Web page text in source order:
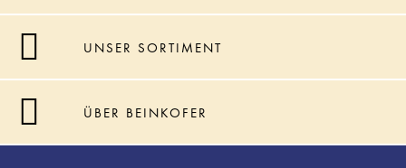
UNSER SORTIMENT
ÜBER BEINKOFER